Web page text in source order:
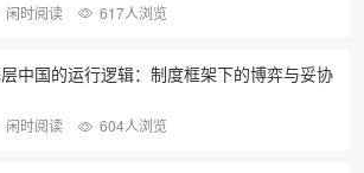
闲时阅读 617人浏览
中国的运行逻辑：制度框架下的博弈与妥协
闲时阅读 604人浏览